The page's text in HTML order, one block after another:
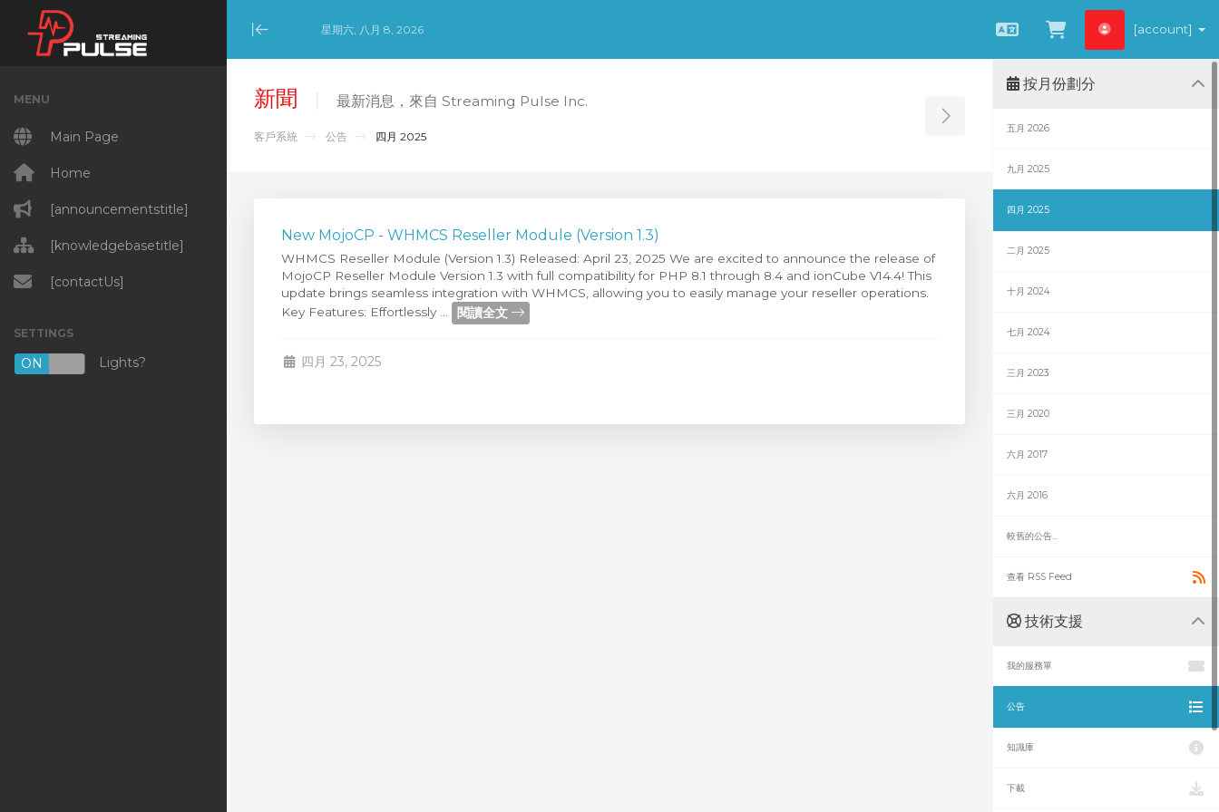
Minimize Menu
星期六, 八月 8, 2026
中文 查看購物車
[account]
MENU
Main Page
Home
[announcementstitle]
[knowledgebasetitle]
[contactUs]
SETTINGS
ON OFF
Lights?
新聞 最新消息，來自 Streaming Pulse Inc.
客戶系統 公告 四月 2025 Toggle Sidebar
New MojoCP - WHMCS Reseller Module (Version 1.3)
WHMCS Reseller Module (Version 1.3) Released: April 23, 2025 We are excited to announce the release of
MojoCP Reseller Module Version 1.3 with full compatibility for PHP 8.1 through 8.4 and ionCube V14.4! This
update brings seamless integration with WHMCS, allowing you to easily manage your reseller operations.
Key Features: Effortlessly ...
閱讀全文
四月 23, 2025
按月份劃分
五月 2026
九月 2025
四月 2025
二月 2025
十月 2024
七月 2024
三月 2023
三月 2020
六月 2017
六月 2016
較舊的公告...
查看 RSS Feed
技術支援
我的服務單
公告
知識庫
下載